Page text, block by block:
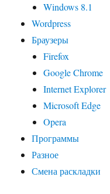
Windows 8.1
Wordpress
Браузеры
Firefox
Google Chrome
Internet Explorer
Microsoft Edge
Opera
Программы
Разное
Смена раскладки